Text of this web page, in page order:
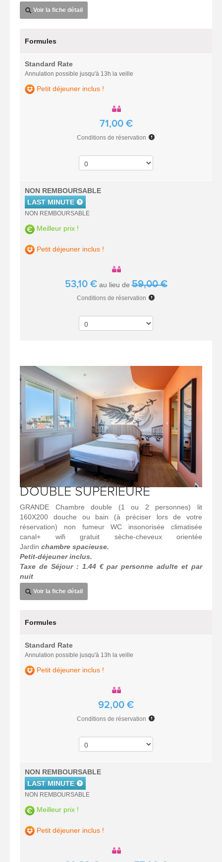
Voir la fiche détail
Formules
Standard Rate
Annulation possible jusqu'à 13h la veille
Petit déjeuner inclus !
71,00 €
Conditions de réservation
NON REMBOURSABLE
LAST MINUTE
NON REMBOURSABLE
Meilleur prix !
Petit déjeuner inclus !
53,10 €au lieu de59,00 €
Conditions de réservation
DOUBLE SUPERIEURE
GRANDE Chambre double (1 ou 2 personnes) lit
160X200 douche ou bain (à préciser lors de votre
réservation) non fumeur WC insonorisée climatisée
canal+ wifi gratuit sèche-cheveux orientée
Jardin chambre spacieuse.
Petit-déjeuner inclus.
Taxe de Séjour : 1.44 € par personne adulte et par
nuit
Voir la fiche détail
Formules
Standard Rate
Annulation possible jusqu'à 13h la veille
Petit déjeuner inclus !
92,00 €
Conditions de réservation
NON REMBOURSABLE
LAST MINUTE
NON REMBOURSABLE
Meilleur prix !
Petit déjeuner inclus !